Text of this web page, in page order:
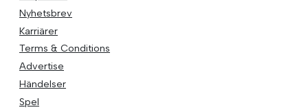
Nyhetsbrev
Karriärer
Terms & Conditions
Advertise
Händelser
Spel